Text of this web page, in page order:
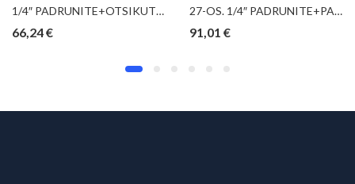
1/4″ PADRUNITE+OTSIKUTE KOMPLEKT 3.5-14MM SATA
66,24€
27-OS. 1/4″ PADRUNITE+PADRUNOTSIKUTE KOMPL. 4-13MM TRIUMF
91,01 €